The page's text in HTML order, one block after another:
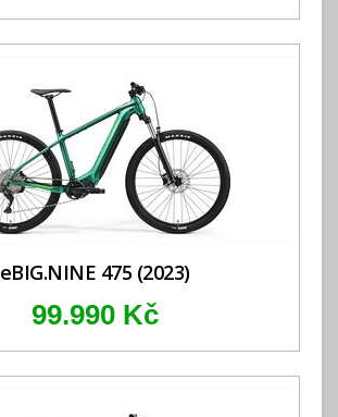
eBIG.NINE 475 (2023)
99.990 Kč